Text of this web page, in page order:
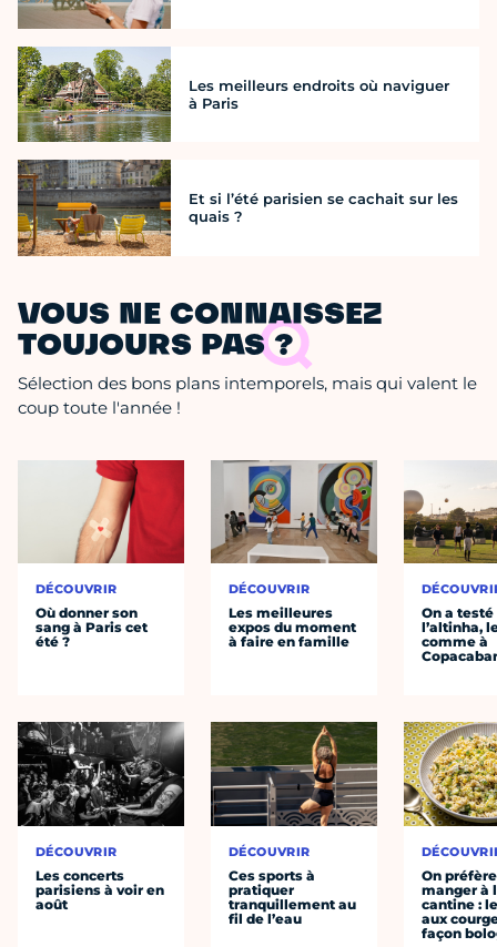
Les meilleurs endroits où naviguer
à Paris
Et si l’été parisien se cachait sur les
quais ?
VOUS NE CONNAISSEZ
TOUJOURS PAS ?
Sélection des bons plans intemporels, mais qui valent le
coup toute l'année !
DÉCOUVRIR
Où donner son
sang à Paris cet
été ?
DÉCOUVRIR
Les concerts
parisiens à voir en
août
DÉCOUVRIR
Les meilleures
expos du moment
à faire en famille
DÉCOUVRIR
Ces sports à
pratiquer
tranquillement au
fil de l’eau
On a testé
l’altinha,
comme à
On préfère
manger à
cantine :
aux
façon